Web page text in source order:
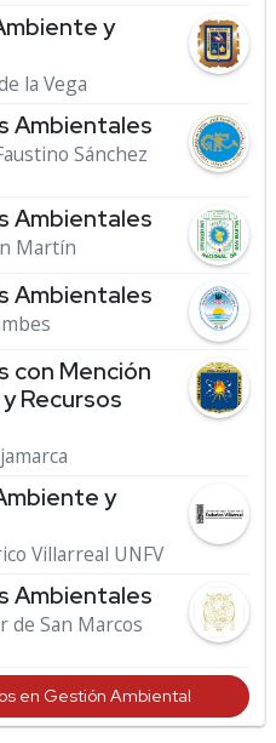
y
la Vega
Ambientales
Sánchez
Ambientales
Martín
Ambientales
con Mención
Recursos
y
Villarreal UNFV
Ambientales
de San Marcos
en Gestión Ambiental